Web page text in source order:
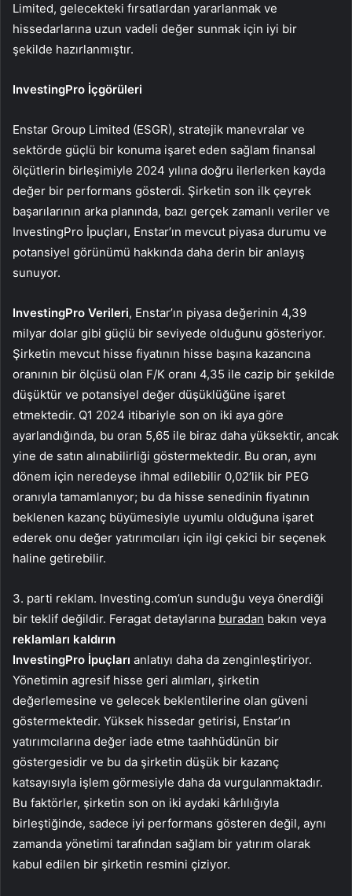
Limited, gelecekteki fırsatlardan yararlanmak ve
hissedarlarına uzun vadeli değer sunmak için iyi bir
şekilde hazırlanmıştır.
InvestingPro İçgörüleri
Enstar Group Limited (ESGR), stratejik manevralar ve
sektörde güçlü bir konuma işaret eden sağlam finansal
ölçütlerin birleşimiyle 2024 yılına doğru ilerlerken kayda
değer bir performans gösterdi. Şirketin son ilk çeyrek
başarılarının arka planında, bazı gerçek zamanlı veriler ve
InvestingPro İpuçları, Enstar’ın mevcut piyasa durumu ve
potansiyel görünümü hakkında daha derin bir anlayış
sunuyor.
InvestingPro Verileri, Enstar’ın piyasa değerinin 4,39
milyar dolar gibi güçlü bir seviyede olduğunu gösteriyor.
Şirketin mevcut hisse fiyatının hisse başına kazancına
oranının bir ölçüsü olan F/K oranı 4,35 ile cazip bir şekilde
düşüktür ve potansiyel değer düşüklüğüne işaret
etmektedir. Q1 2024 itibariyle son on iki aya göre
ayarlandığında, bu oran 5,65 ile biraz daha yüksektir, ancak
yine de satın alınabilirliği göstermektedir. Bu oran, aynı
dönem için neredeyse ihmal edilebilir 0,02’lik bir PEG
oranıyla tamamlanıyor; bu da hisse senedinin fiyatının
beklenen kazanç büyümesiyle uyumlu olduğuna işaret
ederek onu değer yatırımcıları için ilgi çekici bir seçenek
haline getirebilir.
3. parti reklam. Investing.com’un sunduğu veya önerdiği
bir teklif değildir. Feragat detaylarına buradan bakın veya
reklamları kaldırın
InvestingPro İpuçları anlatıyı daha da zenginleştiriyor.
Yönetimin agresif hisse geri alımları, şirketin
değerlemesine ve gelecek beklentilerine olan güveni
göstermektedir. Yüksek hissedar getirisi, Enstar’ın
yatırımcılarına değer iade etme taahhüdünün bir
göstergesidir ve bu da şirketin düşük bir kazanç
katsayısıyla işlem görmesiyle daha da vurgulanmaktadır.
Bu faktörler, şirketin son on iki aydaki kârlılığıyla
birleştiğinde, sadece iyi performans gösteren değil, aynı
zamanda yönetimi tarafından sağlam bir yatırım olarak
kabul edilen bir şirketin resmini çiziyor.